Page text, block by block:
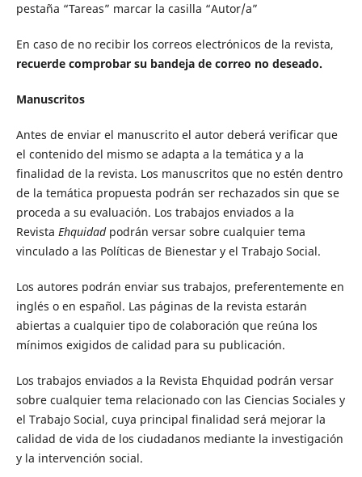
pestaña “Tareas” marcar la casilla “Autor/a”
En caso de no recibir los correos electrónicos de la revista,
recuerde comprobar su bandeja de correo no deseado.
Manuscritos
Antes de enviar el manuscrito el autor deberá verificar que
el contenido del mismo se adapta a la temática y a la
finalidad de la revista. Los manuscritos que no estén dentro
de la temática propuesta podrán ser rechazados sin que se
proceda a su evaluación. Los trabajos enviados a la
Revista Ehquidadpodrán versar sobre cualquier tema
vinculado a las Políticas de Bienestar y el Trabajo Social.
Los autores podrán enviar sus trabajos, preferentemente en
inglés o en español. Las páginas de la revista estarán
abiertas a cualquier tipo de colaboración que reúna los
mínimos exigidos de calidad para su publicación.
Los trabajos enviados a la Revista Ehquidad podrán versar
sobre cualquier tema relacionado con las Ciencias Sociales y
el Trabajo Social, cuya principal finalidad será mejorar la
calidad de vida de los ciudadanos mediante la investigación
y la intervención social.